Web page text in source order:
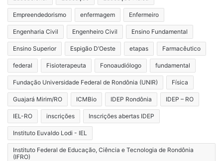
Empreendedorismo enfermagem Enfermeiro
Engenharia Civil Engenheiro Civil Ensino Fundamental
Ensino Superior Espigão D’Oeste etapas Farmacêutico
federal Fisioterapeuta Fonoaudiólogo fundamental
Fundação Universidade Federal de Rondônia (UNIR) Física
Guajará Mirim/RO ICMBio IDEP Rondônia IDEP – RO
IEL-RO inscrições Inscrições abertas IDEP
Instituto Euvaldo Lodi - IEL
Instituto Federal de Educação, Ciência e Tecnologia de Rondônia
(IFRO)